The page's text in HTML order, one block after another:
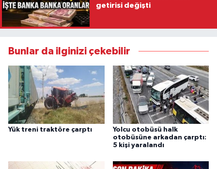
getirisi değişti
Bunlar da ilginizi çekebilir
Yük treni traktöre çarptı
Yolcu otobüsü halk
otobüsüne arkadan çarptı:
5 kişi yaralandı